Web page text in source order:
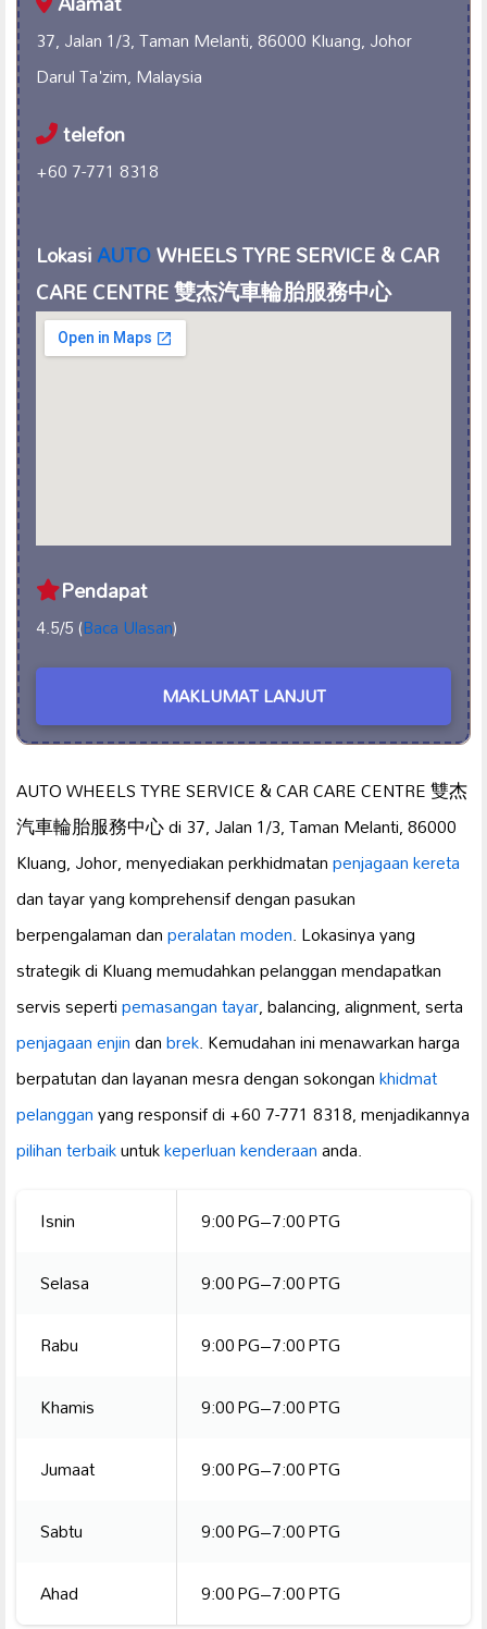
37, Jalan 1/3, Taman Melanti, 86000 Kluang, Johor
Darul Ta'zim, Malaysia
telefon
+60 7-771 8318
LokasiAUTOWHEELS TYRE SERVICE & CAR
CARE CENTRE 雙杰汽車輪胎服務中心
Pendapat
4.5/5 (Baca Ulasan)
MAKLUMAT LANJUT
AUTO WHEELS TYRE SERVICE & CAR CARE CENTRE 雙杰
汽車輪胎服務中心 di 37, Jalan 1/3, Taman Melanti, 86000
Kluang, Johor, menyediakan perkhidmatanpenjagaan kereta
dan tayar yang komprehensif dengan pasukan
berpengalaman danperalatan moden. Lokasinya yang
strategik di Kluang memudahkan pelanggan mendapatkan
servis sepertipemasangan tayar, balancing, alignment, serta
penjagaan enjindanbrek. Kemudahan ini menawarkan harga
berpatutan dan layanan mesra dengan sokongankhidmat
pelangganyang responsif di +60 7-771 8318, menjadikannya
pilihan terbaikuntukkeperluan kenderaananda.
Isnin
9:00 PG–7:00 PTG
Selasa
9:00 PG–7:00 PTG
Rabu
9:00 PG–7:00 PTG
Khamis
9:00 PG–7:00 PTG
Jumaat
9:00 PG–7:00 PTG
Sabtu
9:00 PG–7:00 PTG
Ahad
9:00 PG–7:00 PTG